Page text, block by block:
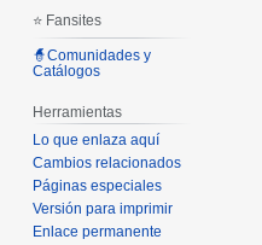
⭐ Fansites
🧙Comunidades y
Catálogos
Herramientas
Lo que enlaza aquí
Cambios relacionados
Páginas especiales
Versión para imprimir
Enlace permanente